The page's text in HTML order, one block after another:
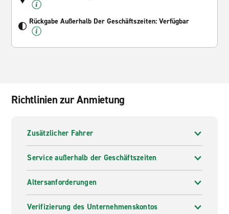
Rückgabe Außerhalb Der Geschäftszeiten: Verfügbar
Richtlinien zur Anmietung
Zusätzlicher Fahrer
Service außerhalb der Geschäftszeiten
Altersanforderungen
Verifizierung des Unternehmenskontos